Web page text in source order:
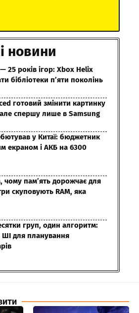
новини
25 років ігор: Xbox Helix
бібліотеки п’яти поколінь
готовий змінити картинку
але спершу лише в Samsung
у Китаї: бюджетник
екраном і АКБ на 6300
чому пам’ять дорожчає для
скуповують RAM, яка
груп, один алгоритм:
ШІ для планування